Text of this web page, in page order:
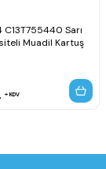
C13T755440 Sarı
Muadil Kartuş
KDV